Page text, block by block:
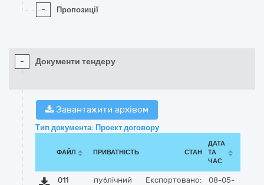
- Пропозиції
- Документи тендеру
Завантажити архівом
Тип документа: Проект договору
ФАЙЛ ПРИВАТНІСТЬ СТАН
ДАТА
ТА
ЧАС
011
публічний Експортовано:
08-05-